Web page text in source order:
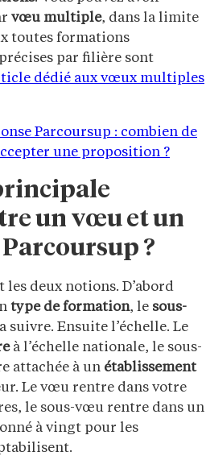
vœu multiple, dans la limite
toutes formations
par filière sont
dédié aux vœux multiples
Parcoursup : combien de
une proposition ?
un vœu et un
?
deux notions. D’abord
type de formation, le sous-
suivre. Ensuite l’échelle. Le
à l’échelle nationale, le sous-
attachée à un établissement
Le vœu rentre dans votre
le sous-vœu rentre dans un
à vingt pour les